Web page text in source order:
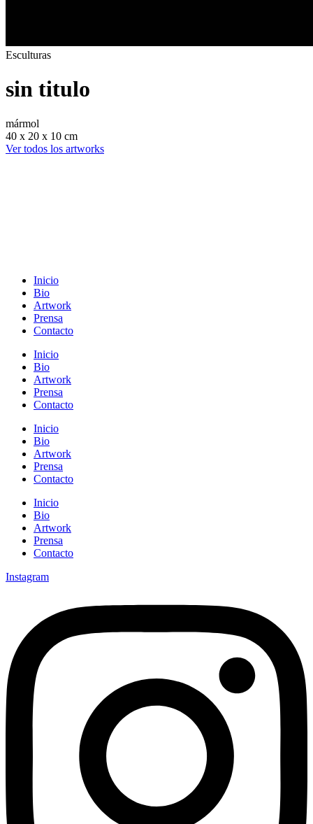
Esculturas
sin titulo
mármol
40 x 20 x 10 cm
Ver todos los artworks
Inicio
Bio
Artwork
Prensa
Contacto
Inicio
Bio
Artwork
Prensa
Contacto
Inicio
Bio
Artwork
Prensa
Contacto
Inicio
Bio
Artwork
Prensa
Contacto
Instagram